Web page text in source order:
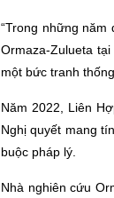
“Trong những
Ormaza-Zulueta
một bức tranh
Năm 2022, Liên
Nghị quyết mang
buộc pháp lý.
Nhà nghiên cứu